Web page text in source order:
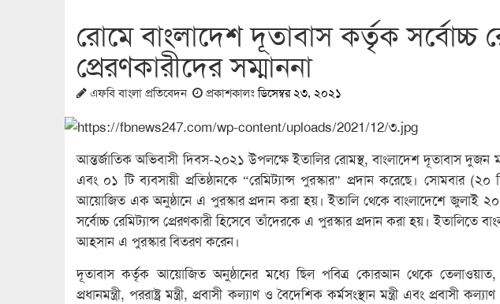
রোমে বাংলাদেশ দূতাবাস কর্তৃক সর্বোচ্চ
প্রেরণকারীদের সম্মাননা
এফবি বাংলা প্রতিবেদন প্রকাশকালঃডিসেম্বর ২৩, ২০২১
আন্তর্জাতিক অভিবাসী দিবস-২০২১ উপলক্ষে ইতালির রোমস্থ, বাংলাদেশ দূতাবাস দুজন
এবং ০১ টি ব্যবসায়ী প্রতিষ্ঠানকে “রেমিট্যান্স পুরস্কার” প্রদান করেছে। সোমবার
আয়োজিত এক অনুষ্ঠানে এ পুরস্কার প্রদান করা হয়। ইতালি থেকে বাংলাদেশে জুলাই
সর্বোচ্চ রেমিট্যান্স প্রেরণকারী হিসেবে তাঁদেরকে এ পুরস্কার প্রদান করা হয়। ইতালিতে
আহসান এ পুরস্কার বিতরণ করেন।
দূতাবাস কর্তৃক আয়োজিত অনুষ্ঠানের মধ্যে ছিল পবিত্র কোরআন থেকে তেলাওয়াত,
প্রধানমন্ত্রী, পররাষ্ট্র মন্ত্রী, প্রবাসী কল্যাণ ও বৈদেশিক কর্মসংস্থান মন্ত্রী এবং প্রবাসী